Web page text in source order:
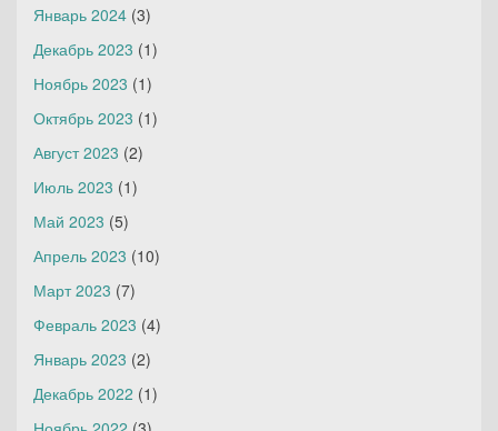
Январь 2024 (3)
Декабрь 2023 (1)
Ноябрь 2023 (1)
Октябрь 2023 (1)
Август 2023 (2)
Июль 2023 (1)
Май 2023 (5)
Апрель 2023 (10)
Март 2023 (7)
Февраль 2023 (4)
Январь 2023 (2)
Декабрь 2022 (1)